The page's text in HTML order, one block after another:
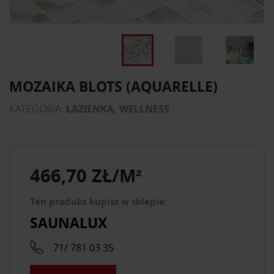
MOZAIKA BLOTS (AQUARELLE)
KATEGORIA: ŁAZIENKA, WELLNESS
466,70 ZŁ/M²
Ten produkt kupisz w sklepie:
SAUNALUX
71/ 781 03 35